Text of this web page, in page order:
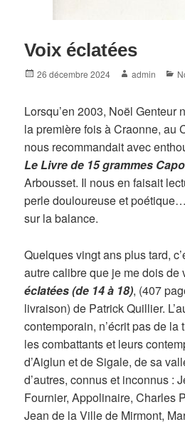
Voix éclatées
Posted
26 décembre 2024 Author
admin
Lorsqu’en 2003, Noël Genteur
la première fois à Craonne, au
nous recommandait avec
Le Livre de 15 grammes
Arbousset. Il nous en faisait
perle douloureuse et
sur la balance.
Quelques vingt ans plus tard,
autre calibre que je me dois de
éclatées (de 14 à 18), (407
livraison) de Patrick Quillier.
contemporain, n’écrit pas de la
les combattants et leurs
d’Aiglun et de Sigale, de sa
d’autres, connus et inconnus :
Fournier, Appolinaire, Charles
Jean de la Ville de Mirmont,